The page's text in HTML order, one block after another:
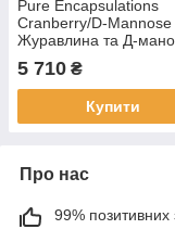
Pure Encapsulations
Cranberry/D-Mannose
Журавлина та Д-
для здоров'я
шляхів 180 капсул
5 710 ₴
Купити
Про нас
99% позитивних